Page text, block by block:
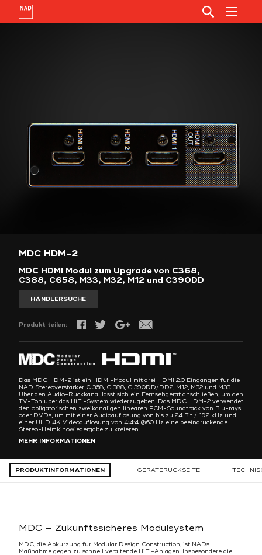
MDC HDM-2
MDC HDMI Modul zum Upgrade von C368,
C388, C658, M33, M32, M12 und C390DD
HÄNDLERSUCHE
Produkt teilen:
Das MDC HDM-2 ist ein HDMI-Modul mit drei HDMI 2.0 Eingängen für die
NAD Stereoverstärker C 368, C 388, C 390DD/DD2, M12, M32 und M33.
Über den Audio-Rückkanal lässt sich ein Fernsehgerät anschließen, um den
TV-Ton über das HiFi-System wiederzugeben. Das MDC HDM-2 verwendet
den obligatorischen zweikanaligen linearen PCM-Soundtrack von Blu-rays
oder DVDs, um mit einer Audioauflösung von bis zu 24 Bit / 192 kHz und
einer UHD 4K Videoauflösung von 4:4:4 @60 Hz eine beeindruckende
Stereo-Heimkinowiedergabe zu kreieren.
MEHR INFORMATIONEN
PRODUKTINFORMATIONEN GERÄTERÜCKSEITE
MDC – Zukunftssicheres Modulsystem
MDC, die Abkürzung für Modular Design Construction, ist NADs
Maßnahme gegen zu schnell veraltende HiFi-Anlagen. Insbesondere die